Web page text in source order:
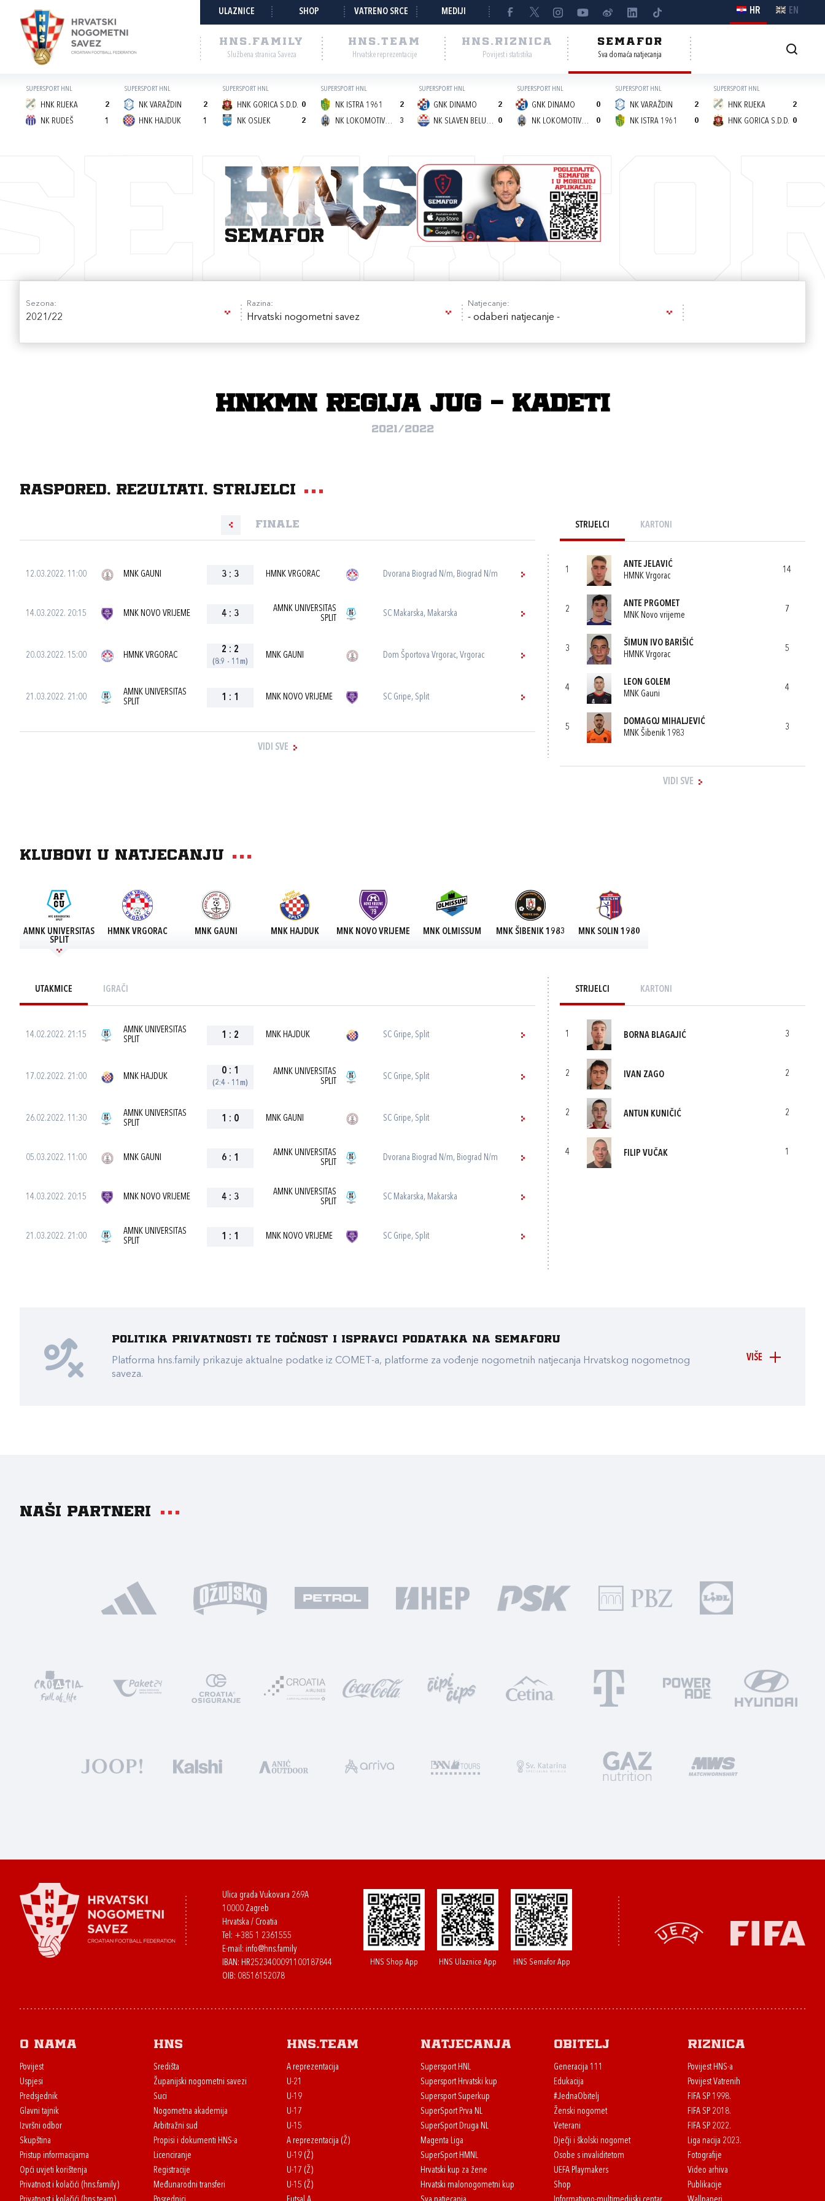
ULAZNICE SHOP VATRENO SRCE MEDIJI HR EN
HNS.FAMILY
Službena stranica Saveza
HNS.TEAM
Hrvatske reprezentacije
HNS.RIZNICA
Povijest i statistika
SEMAFOR
Sva domaća natjecanja
SUPERSPORT HNL
HNK RIJEKA
2
1
NK RUDEŠ
SUPERSPORT HNL
NK VARAŽDIN
2
1
HNK HAJDUK
SUPERSPORT HNL
HNK GORICA S.D.D. 0
2
NK OSIJEK
SUPERSPORT HNL
NK ISTRA 1961
2
3
NK LOKOMOTIVA (Z)
SUPERSPORT HNL
GNK DINAMO
2
0
NK SLAVEN BELUPO
SUPERSPORT HNL
GNK DINAMO
0
0
NK LOKOMOTIVA (Z)
SUPERSPORT HNL
NK VARAŽDIN
2
0
NK ISTRA 1961
SUPERSPORT HNL
HNK RIJEKA
2
0
HNK GORICA S.D.D.
semafor
Sezona:
2021/22
Razina:
Hrvatski nogometni savez
Natjecanje:
- odaberi natjecanje -
HNKMN Regija jug - kadeti
2021/2022
Raspored, rezultati, strijelci
Finale
12.03.2022. 11:00 MNK GAUNI 3 : 3 HMNK VRGORAC Dvorana Biograd N/m, Biograd N/m
14.03.2022. 20:15 MNK NOVO VRIJEME 4 : 3
AMNK UNIVERSITAS
SPLIT
SC Makarska, Makarska
20.03.2022. 15:00 HMNK VRGORAC
2 : 2
(8:9 - 11m)
MNK GAUNI Dom Športova Vrgorac, Vrgorac
21.03.2022. 21:00
AMNK UNIVERSITAS
SPLIT
1 : 1 MNK NOVO VRIJEME SC Gripe, Split
VIDI SVE
STRIJELCI KARTONI
1
ANTE JELAVIĆ
HMNK Vrgorac
14
2
ANTE PRGOMET
MNK Novo vrijeme
7
3
ŠIMUN IVO BARIŠIĆ
HMNK Vrgorac
5
4
LEON GOLEM
MNK Gauni
4
5
DOMAGOJ MIHALJEVIĆ
MNK Šibenik 1983
3
VIDI SVE
Klubovi u natjecanju
AMNK UNIVERSITAS
SPLIT
HMNK VRGORAC MNK GAUNI MNK HAJDUK MNK NOVO VRIJEME MNK OLMISSUM MNK ŠIBENIK 1983 MNK SOLIN 1980
UTAKMICE IGRAČI
14.02.2022. 21:15
AMNK UNIVERSITAS
SPLIT
1 : 2 MNK HAJDUK SC Gripe, Split
17.02.2022. 21:00 MNK HAJDUK
0 : 1
(2:4 - 11m)
AMNK UNIVERSITAS
SPLIT
SC Gripe, Split
26.02.2022. 11:30
AMNK UNIVERSITAS
SPLIT
1 : 0 MNK GAUNI SC Gripe, Split
05.03.2022. 11:00 MNK GAUNI 6 : 1
AMNK UNIVERSITAS
SPLIT
Dvorana Biograd N/m, Biograd N/m
14.03.2022. 20:15 MNK NOVO VRIJEME 4 : 3
AMNK UNIVERSITAS
SPLIT
SC Makarska, Makarska
21.03.2022. 21:00
AMNK UNIVERSITAS
SPLIT
1 : 1 MNK NOVO VRIJEME SC Gripe, Split
STRIJELCI KARTONI
1 BORNA BLAGAJIĆ 3
2 IVAN ZAGO 2
2 ANTUN KUNIČIĆ 2
4 FILIP VUČAK 1
VIŠE
Politika privatnosti te točnost i ispravci podataka na Semaforu
Platforma hns.family prikazuje aktualne podatke iz COMET-a, platforme za vođenje nogometnih natjecanja Hrvatskog nogometnog
saveza.
Naši partneri
Ulica grada Vukovara 269A
10000 Zagreb
Hrvatska / Croatia
Tel: +385 1 2361555
E-mail: info@hns.family
IBAN: HR2523400091100187844
OIB: 08516152078
HNS Shop App HNS Ulaznice App HNS Semafor App
O nama
Povijest
Uspjesi
Predsjednik
Glavni tajnik
Izvršni odbor
Skupština
Pristup informacijama
Opći uvjeti korištenja
Privatnost i kolačići (hns.family)
HNS
Središta
Županijski nogometni savezi
Suci
Nogometna akademija
Arbitražni sud
Propisi i dokumenti HNS-a
Licenciranje
Registracije
Međunarodni transferi
HNS.team
A reprezentacija
U-21
U-19
U-17
U-15
A reprezentacija (Ž)
U-19 (Ž)
U-17 (Ž)
U-15 (Ž)
Natjecanja
Supersport HNL
Supersport Hrvatski kup
Supersport Superkup
SuperSport Prva NL
SuperSport Druga NL
Magenta Liga
SuperSport HMNL
Hrvatski kup za žene
Hrvatski malonogometni kup
Obitelj
Generacija 111
Edukacija
#JednaObitelj
Ženski nogomet
Veterani
Dječji i školski nogomet
Osobe s invaliditetom
UEFA Playmakers
Shop
Riznica
Povijest HNS-a
Povijest Vatrenih
FIFA SP 1998.
FIFA SP 2018.
FIFA SP 2022.
Liga nacija 2023.
Fotografije
Video arhiva
Publikacije